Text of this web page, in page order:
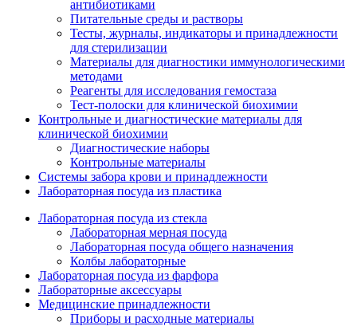
антибиотиками
Питательные среды и растворы
Тесты, журналы, индикаторы и принадлежности
для стерилизации
Материалы для диагностики иммунологическими
методами
Реагенты для исследования гемостаза
Тест-полоски для клинической биохимии
Контрольные и диагностические материалы для
клинической биохимии
Диагностические наборы
Контрольные материалы
Системы забора крови и принадлежности
Лабораторная посуда из пластика
Лабораторная посуда из стекла
Лабораторная мерная посуда
Лабораторная посуда общего назначения
Колбы лабораторные
Лабораторная посуда из фарфора
Лабораторные аксессуары
Медицинские принадлежности
Приборы и расходные материалы